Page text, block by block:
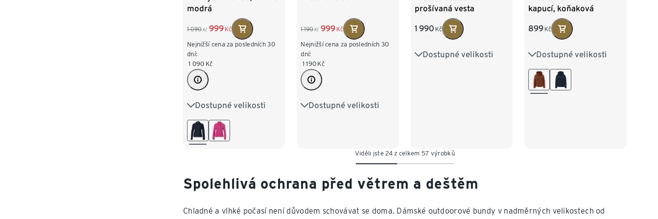
modrá
1 090 Kč 999 Kč
Nejnižší cena za posledních 30
dní:
1 090 Kč
Dostupné velikosti
36 38 40 42
44 46
1 190 Kč 999 Kč
Nejnižší cena za posledních 30
dní:
1 190 Kč
Dostupné velikosti
36 38 40 42
prošívaná vesta
1 990 Kč
Dostupné velikosti
36 38 40 42
kapucí, koňaková
899 Kč
Dostupné velikosti
36 38 40 42
44 46
Viděli jste 24 z celkem 57 výrobků
Spolehlivá ochrana před větrem a deštěm
Chladné a vlhké počasí není důvodem schovávat se doma. Dámské outdoorové bundy v nadměrných velikostech od